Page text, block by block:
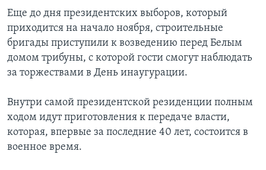
Перейти
поиск
ПОЧЕМУ ЭТО ВАЖНО?
ДИСКУССИЯ VOA
ДЕТАЛИ
НЬЮ-ЙОРК NEW YORK
АМЕРИКА. БОЛЬШОЕ ПУТЕШЕСТВИЕ
А КАК В АМЕРИКЕ?
АРТЕФАКТЫ
АМЕРИКАНСКИЕ ГОРОДКИ
ТЕСТЫ
ФАКТЫ ПРОТИВ ФЕЙКОВ
ЗА СВОБОДУ ПРЕССЫ
УЧИМ АНГЛИЙСКИЙ
ВИДЕО
ПОДПИСКА НА НОВОСТИ
Learning English
Еще до дня президентских выборов, который
приходится на начало ноября, строительные
бригады приступили к возведению перед Белым
домом трибуны, с которой гости смогут наблюдать
за торжествами в День инаугурации.
Внутри самой президентской резиденции полным
ходом идут приготовления к передаче власти,
которая, впервые за последние 40 лет, состоится в
военное время.